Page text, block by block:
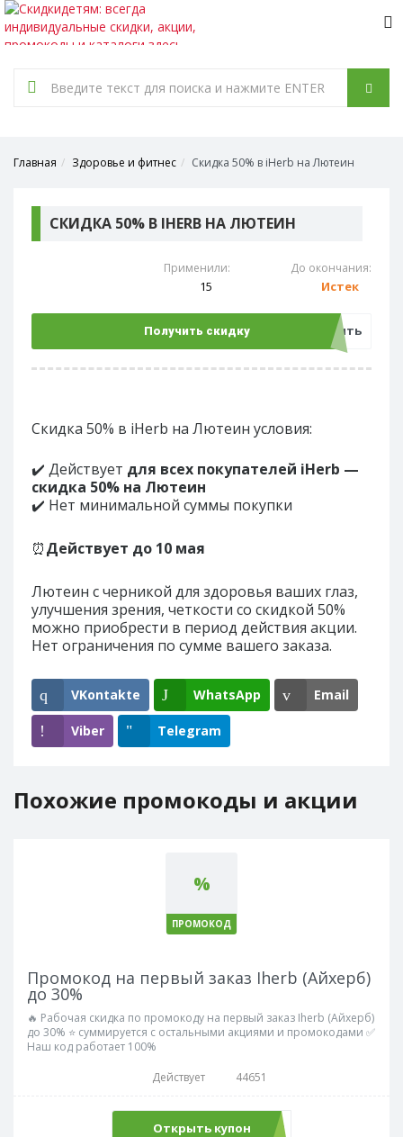
Главная Здоровье и фитнес Скидка 50% в iHerb на Лютеин
СКИДКА 50% В IHERB НА ЛЮТЕИН
Применили:
15
До окончания:
Истек
Получить скидку Открыть
Скидка 50% в iHerb на Лютеин условия:
✔️ Действует для всех покупателей iHerb —
скидка 50% на Лютеин
✔️ Нет минимальной суммы покупки
⏰Действует до 10 мая
Лютеин с черникой для здоровья ваших глаз,
улучшения зрения, четкости со скидкой 50%
можно приобрести в период действия акции.
Нет ограничения по сумме вашего заказа.
VKontakte WhatsApp Email
Viber Telegram
Похожие промокоды и акции
%
ПРОМОКОД
Промокод на первый заказ Iherb (Айхерб)
до 30%
🔥 Рабочая скидка по промокоду на первый заказ Iherb (Айхерб)
до 30% ⭐ суммируется с остальными акциями и промокодами ✅
Наш код работает 100%
Действует
44651
Открыть купонGBF6719